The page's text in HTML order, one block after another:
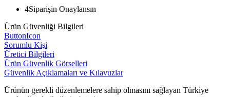
4Siparişin Onaylansın
Ürün Güvenliği Bilgileri
ButtonIcon
Sorumlu Kişi
Üretici Bilgileri
Ürün Güvenlik Görselleri
Güvenlik Açıklamaları ve Kılavuzlar
Ürünün gerekli düzenlemelere sahip olmasını sağlayan Türkiye